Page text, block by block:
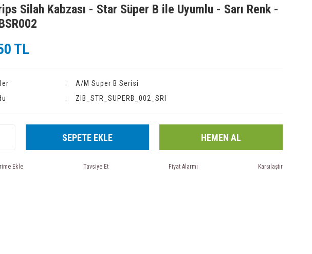
Silah Kabzası - Star Süper B ile Uyumlu - Sarı Renk -
TL
A/M Super B Serisi
ZIB_STR_SUPERB_002_SRI
SEPETE EKLE HEMEN AL
Tavsiye Et Fiyat Alarmı Karşılaştır